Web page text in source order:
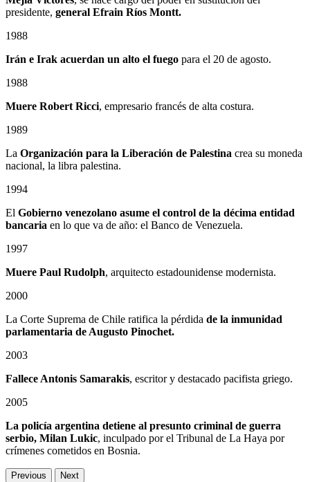
presidente, general Efrain Ríos Montt.
1988
Irán e Irak acuerdan un alto el fuego para el 20 de agosto.
1988
Muere Robert Ricci, empresario francés de alta costura.
1989
La Organización para la Liberación de Palestina crea su moneda
nacional, la libra palestina.
1994
El Gobierno venezolano asume el control de la décima entidad
bancaria en lo que va de año: el Banco de Venezuela.
1997
Muere Paul Rudolph, arquitecto estadounidense modernista.
2000
La Corte Suprema de Chile ratifica la pérdida de la inmunidad
parlamentaria de Augusto Pinochet.
2003
Fallece Antonis Samarakis, escritor y destacado pacifista griego.
2005
La policía argentina detiene al presunto criminal de guerra
serbio, Milan Lukic, inculpado por el Tribunal de La Haya por
crímenes cometidos en Bosnia.
Previous Next